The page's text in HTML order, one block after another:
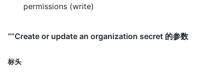
permissions (write)
“”Create or update an organization secret 的参数
标头